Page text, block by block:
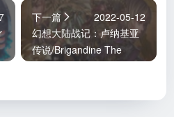
下一篇
2022-05-12
幻想大陆战记：卢纳基亚
传说/Brigandine The
Legend of Runersia